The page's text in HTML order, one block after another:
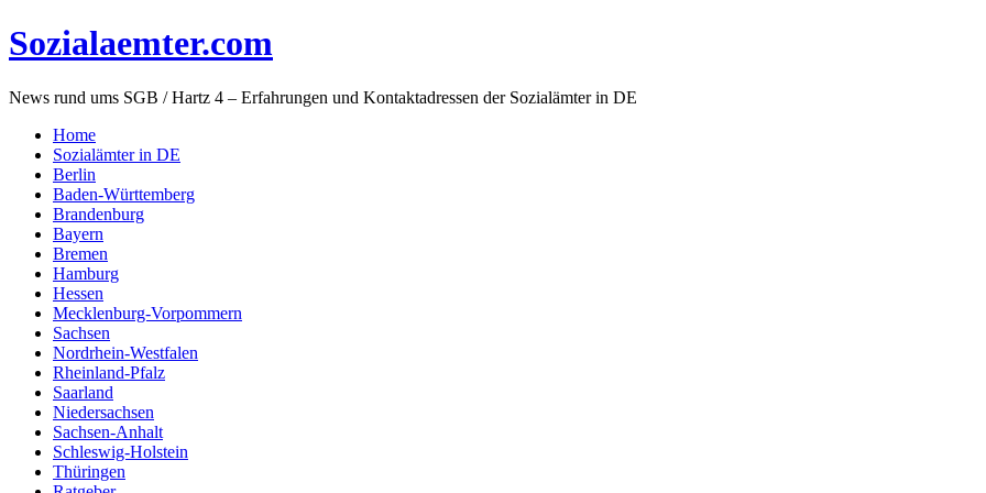
Sozialaemter.com
News rund ums SGB / Hartz 4 – Erfahrungen und Kontaktadressen der Sozialämter in DE
Home
Sozialämter in DE
Berlin
Baden-Württemberg
Brandenburg
Bayern
Bremen
Hamburg
Hessen
Mecklenburg-Vorpommern
Sachsen
Nordrhein-Westfalen
Rheinland-Pfalz
Saarland
Niedersachsen
Sachsen-Anhalt
Schleswig-Holstein
Thüringen